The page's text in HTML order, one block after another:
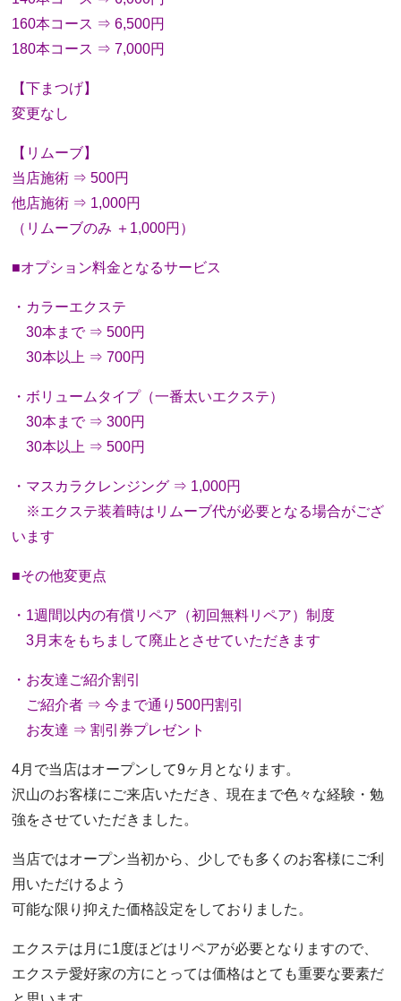
160本コース ⇒ 6,500円
180本コース ⇒ 7,000円
【下まつげ】
変更なし
【リムーブ】
当店施術 ⇒ 500円
他店施術 ⇒ 1,000円
（リムーブのみ ＋1,000円）
■オプション料金となるサービス
・カラーエクステ
30本まで ⇒ 500円
30本以上 ⇒ 700円
・ボリュームタイプ（一番太いエクステ）
30本まで ⇒ 300円
30本以上 ⇒ 500円
・マスカラクレンジング ⇒ 1,000円
※エクステ装着時はリムーブ代が必要となる場合がござ
います
■その他変更点
・1週間以内の有償リペア（初回無料リペア）制度
3月末をもちまして廃止とさせていただきます
・お友達ご紹介割引
ご紹介者 ⇒ 今まで通り500円割引
お友達 ⇒ 割引券プレゼント
4月で当店はオープンして9ヶ月となります。
沢山のお客様にご来店いただき、現在まで色々な経験・勉
強をさせていただきました。
当店ではオープン当初から、少しでも多くのお客様にご利
用いただけるよう
可能な限り抑えた価格設定をしておりました。
エクステは月に1度ほどはリペアが必要となりますので、
エクステ愛好家の方にとっては価格はとても重要な要素だ